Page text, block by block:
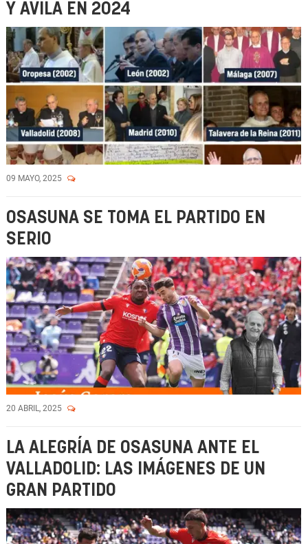
Y ÁVILA EN 2024
09 MAYO, 2025
OSASUNA SE TOMA EL PARTIDO EN
SERIO
20 ABRIL, 2025
LA ALEGRÍA DE OSASUNA ANTE EL
VALLADOLID: LAS IMÁGENES DE UN
GRAN PARTIDO